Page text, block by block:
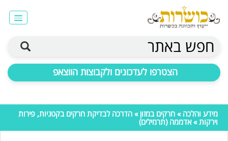
חפש באתר
הצטרפו לעדכונים ולקבוצות הווצאפ
מידע והלכה » חרקים במזון» הדרכה לבדיקת חרקים בקטניות, פירות
וירקות» אדממה (תרמילים)